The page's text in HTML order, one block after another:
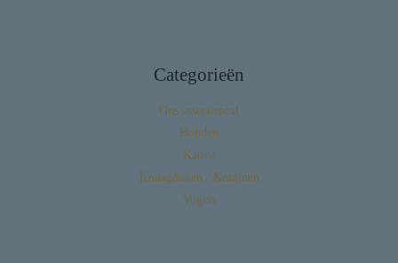
Categorieën
Ons assortiment
Honden
Katten
Knaagdieren / Konijnen
Vogels